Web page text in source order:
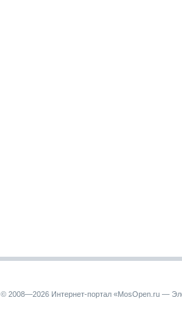
© 2008—2026 Интернет-портал «MosOpen.ru —